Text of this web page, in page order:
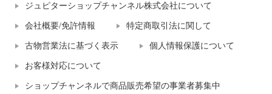
ジュピターショップチャンネル株式会社について
会社概要/免許情報 特定商取引法に関して
古物営業法に基づく表示 個人情報保護について
お客様対応について
ショップチャンネルで商品販売希望の事業者募集中